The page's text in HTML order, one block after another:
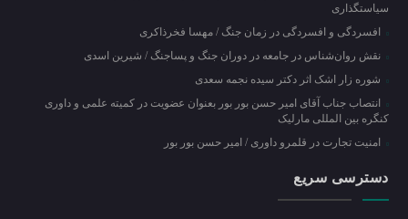
سیاستگذاری
افسردگی و افسردگی در زمان جنگ / مهسا فخرذاکری
نقش روان‌شناس در جامعه در دوران جنگ و پساجنگ / شیرین اسدی
شوره زار اشک اثر دکتر سیده نجمه سعدی
انتصاب جناب آقای امیر حسن بور بور بعنوان عضویت در کمیته علمی و داوری
کنگره بین المللی مارلیک
امنیت تجارت در قلمرو داوری / امیر حسن بور بور
دسترسی سریع